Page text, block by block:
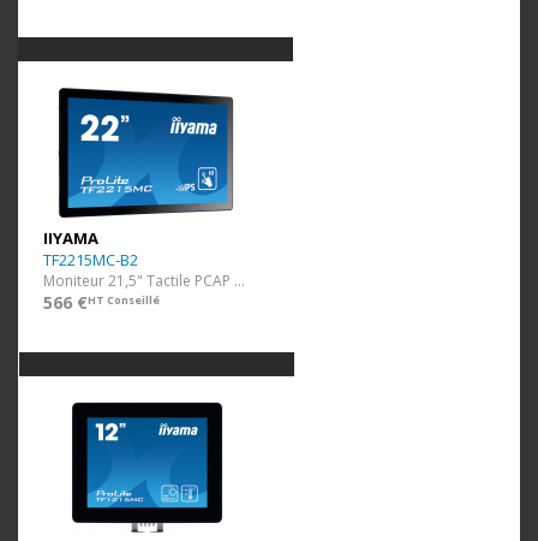
IIYAMA
TF2215MC-B2
Moniteur 21,5" Tactile PCAP (1920x1080)
566 €HT Conseillé